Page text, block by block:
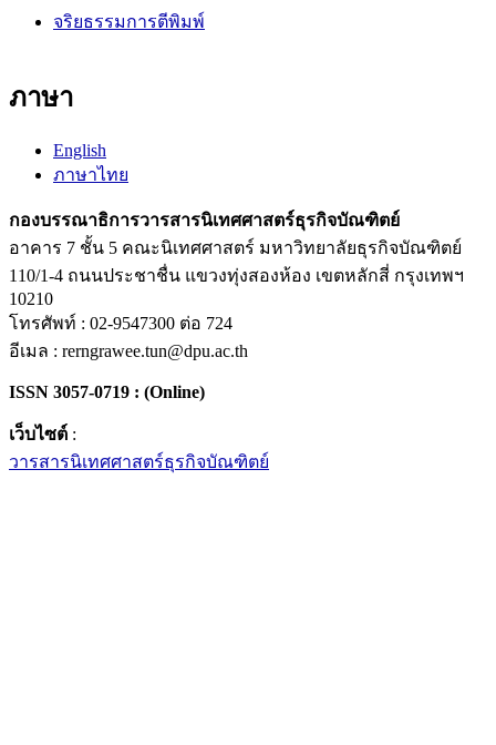
จริยธรรมการตีพิมพ์
ภาษา
English
ภาษาไทย
กองบรรณาธิการวารสารนิเทศศาสตร์ธุรกิจบัณฑิตย์
อาคาร 7 ชั้น 5 คณะนิเทศศาสตร์ มหาวิทยาลัยธุรกิจบัณฑิตย์
110/1-4 ถนนประชาชื่น แขวงทุ่งสองห้อง เขตหลักสี่ กรุงเทพฯ
10210
โทรศัพท์ : 02-9547300 ต่อ 724
อีเมล : rerngrawee.tun@dpu.ac.th
ISSN 3057-0719 : (Online)
เว็บไซต์ :
วารสารนิเทศศาสตร์ธุรกิจบัณฑิตย์